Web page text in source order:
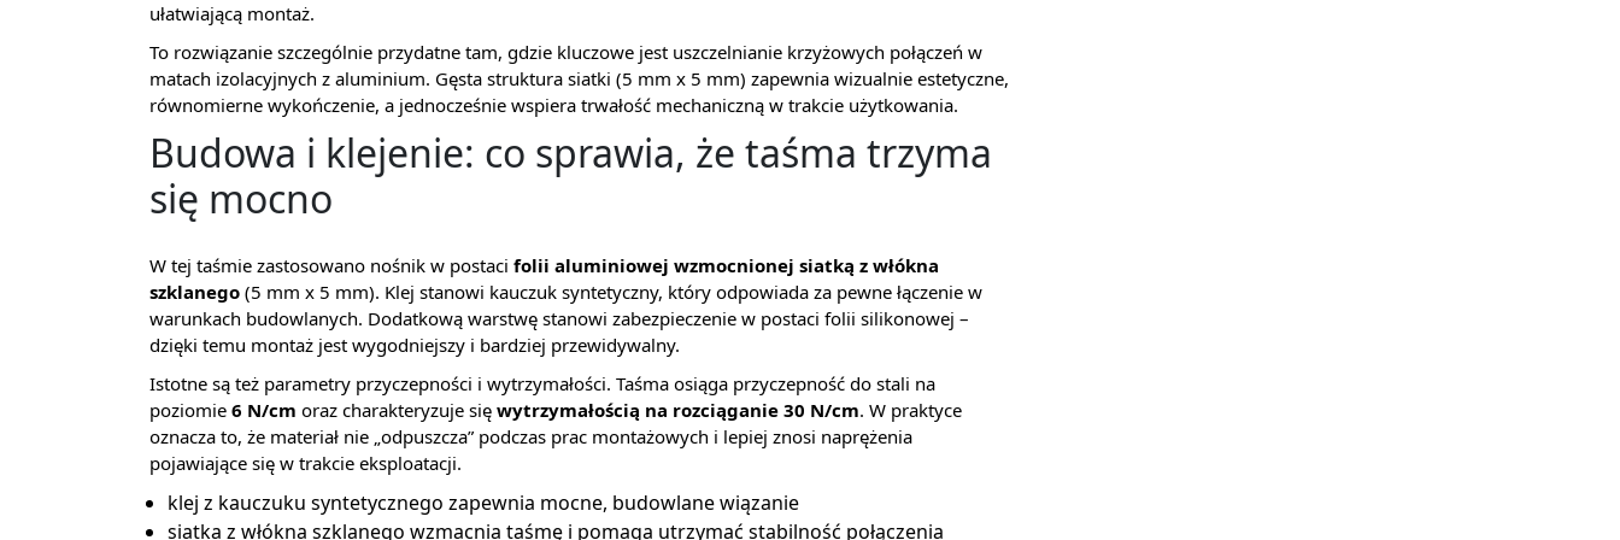
ułatwiającą montaż.
To rozwiązanie szczególnie przydatne tam, gdzie kluczowe jest uszczelnianie krzyżowych połączeń w
matach izolacyjnych z aluminium. Gęsta struktura siatki (5 mm x 5 mm) zapewnia wizualnie estetyczne,
równomierne wykończenie, a jednocześnie wspiera trwałość mechaniczną w trakcie użytkowania.
Budowa i klejenie: co sprawia, że taśma trzyma
się mocno
W tej taśmie zastosowano nośnik w postaci folii aluminiowej wzmocnionej siatką z włókna
szklanego (5 mm x 5 mm). Klej stanowi kauczuk syntetyczny, który odpowiada za pewne łączenie w
warunkach budowlanych. Dodatkową warstwę stanowi zabezpieczenie w postaci folii silikonowej –
dzięki temu montaż jest wygodniejszy i bardziej przewidywalny.
Istotne są też parametry przyczepności i wytrzymałości. Taśma osiąga przyczepność do stali na
poziomie 6 N/cm oraz charakteryzuje się wytrzymałością na rozciąganie 30 N/cm. W praktyce
oznacza to, że materiał nie „odpuszcza” podczas prac montażowych i lepiej znosi naprężenia
pojawiające się w trakcie eksploatacji.
klej z kauczuku syntetycznego zapewnia mocne, budowlane wiązanie
siatka z włókna szklanego wzmacnia taśmę i pomaga utrzymać stabilność połączenia